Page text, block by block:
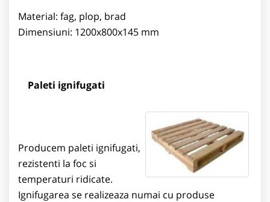
Material: fag, plop, brad
Dimensiuni: 1200x800x145 mm
Paleti ignifugati
Producem paleti ignifugati,
rezistenti la foc si
temperaturi ridicate.
Ignifugarea se realizeaza numai cu produse